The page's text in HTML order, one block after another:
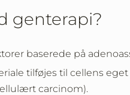
genterapi?
baserede på
tilføjes til cellens
carcinom).